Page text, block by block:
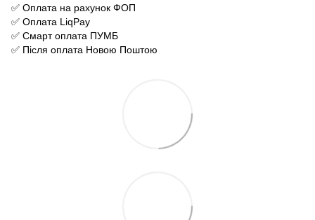
✅ Оплата на рахунок ФОП
✅ Оплата LiqPay
✅ Смарт оплата ПУМБ
✅ Після оплата Новою Поштою